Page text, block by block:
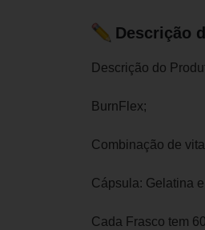
Descrição
Descrição do
BurnFlex;
Combinação de
Cápsula: Gelatina
Cada Frasco tem